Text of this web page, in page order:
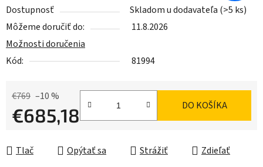
Dostupnosť Skladom u dodavateľa (>5 ks)
Môžeme doručiť do:
11.8.2026
Možnosti doručenia
Kód:
81994
€769 –10 %
€685,18 DO KOŠÍKA
Tlač Opýtať sa Strážiť Zdieľať